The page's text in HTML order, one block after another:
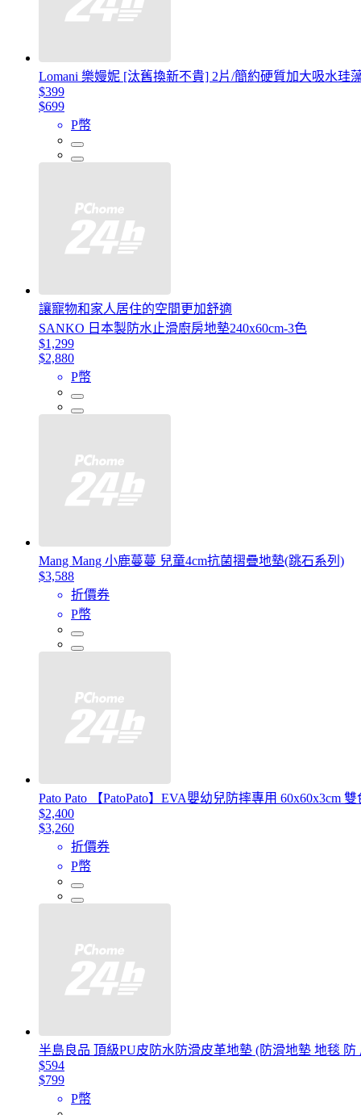
Lomani 樂嫚妮 [汰舊換新不貴] 2片/簡約硬質加大吸水珪
$399
$699
P幣
讓寵物和家人居住的空間更加舒適
SANKO 日本製防水止滑廚房地墊240x60cm-3色
$1,299
$2,880
P幣
Mang Mang 小鹿蔓蔓 兒童4cm抗菌摺疊地墊(跳石系列)
$3,588
折價券
P幣
Pato Pato 【PatoPato】EVA嬰幼兒防摔專用 60x60x3cm
$2,400
$3,260
折價券
P幣
半島良品 頂級PU皮防水防滑皮革地墊 (防滑地墊 地毯
$594
$799
P幣